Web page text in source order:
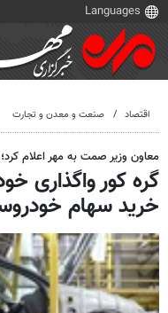
اقتصاد صنعت و معدن و تجارت
معاون وزیر صمت به مهر اعلام کرد؛
گره کور واگذاری
خرید سهام